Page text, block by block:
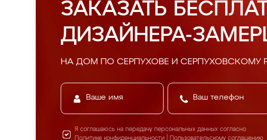
ЗАКАЗАТЬ
ДИЗАЙНЕРА-
НА ДОМ ПО СЕРПУХОВЕ И СЕРПУХОВСКОМУ
Я соглашаюсь на передачу персональных данных согласно
Политике конфиденциальности
Пользовательскому соглашению